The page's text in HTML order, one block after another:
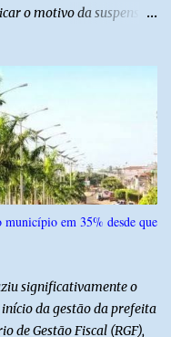
o motivo da suspensão
contou que
perder a capacidade
nem me
muito dolorido”, relatou o
o humorista foi
região da coluna. De
encaminhados à
Zé Lezin
tratamento intenso, com
em 35% desde que
significativamente o
da gestão da prefeita
de Gestão Fiscal (RGF),